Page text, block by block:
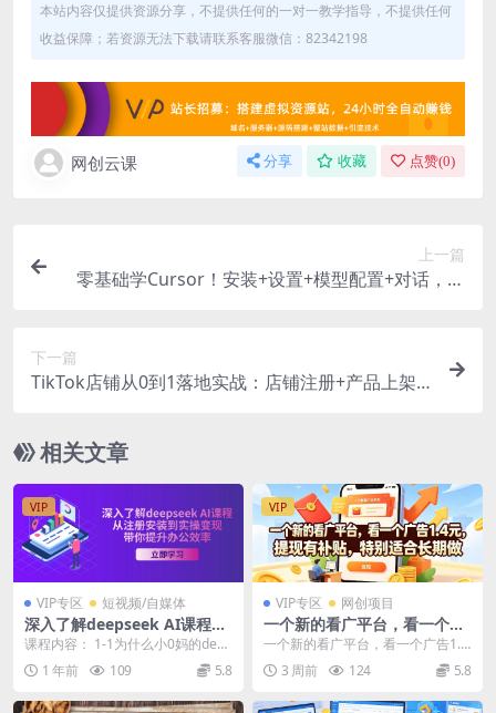
本站内容仅提供资源分享，不提供任何的一对一教学指导，不提供任何
收益保障；若资源无法下载请联系客服微信：82342198
网创云课 分享 收藏 点赞(0)
上一篇
零基础学Cursor！安装+设置+模型配置+对话，手
下一篇
TikTok店铺从0到1落地实战：店铺注册+产品上架
相关文章
VIP
VIP专区 短视频/自媒体
深入了解deepseek AI课程，
从注册安装到实操变现，带你
课程内容： 1-1为什么小0妈的deep
seek课不容错过.m4a 2-小0妈的...
1 年前 109 5.8
VIP
VIP专区 网创项目
一个新的看广平台，看一个广
告1.4元，提现有补贴，特别适
一个新的看广平台，看一个广告1.4
元，提现有补贴，特别适合长期做
【揭秘】 项目介...
3 周前 124 5.8